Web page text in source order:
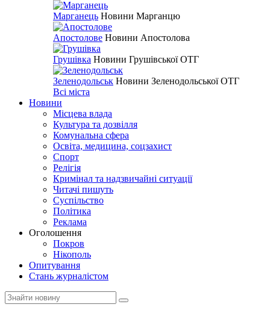
Марганець Новини Марганцю
Апостолове Новини Апостолова
Грушівка Новини Грушівської ОТГ
Зеленодольськ Новини Зеленодольської ОТГ
Всі міста
Новини
Місцева влада
Культура та дозвілля
Комунальна сфера
Освіта, медицина, соцзахист
Спорт
Релігія
Кримінал та надзвичайні ситуації
Читачі пишуть
Суспільство
Політика
Реклама
Оголошення
Покров
Нікополь
Опитування
Стань журналістом